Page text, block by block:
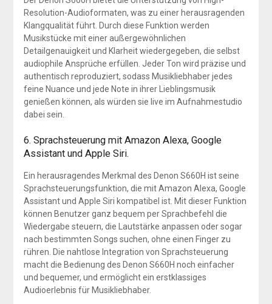
Resolution-Audioformaten, was zu einer herausragenden
Klangqualität führt. Durch diese Funktion werden
Musikstücke mit einer außergewöhnlichen
Detailgenauigkeit und Klarheit wiedergegeben, die selbst
audiophile Ansprüche erfüllen. Jeder Ton wird präzise und
authentisch reproduziert, sodass Musikliebhaber jedes
feine Nuance und jede Note in ihrer Lieblingsmusik
genießen können, als würden sie live im Aufnahmestudio
dabei sein.
6. Sprachsteuerung mit Amazon Alexa, Google
Assistant und Apple Siri.
Ein herausragendes Merkmal des Denon S660H ist seine
Sprachsteuerungsfunktion, die mit Amazon Alexa, Google
Assistant und Apple Siri kompatibel ist. Mit dieser Funktion
können Benutzer ganz bequem per Sprachbefehl die
Wiedergabe steuern, die Lautstärke anpassen oder sogar
nach bestimmten Songs suchen, ohne einen Finger zu
rühren. Die nahtlose Integration von Sprachsteuerung
macht die Bedienung des Denon S660H noch einfacher
und bequemer, und ermöglicht ein erstklassiges
Audioerlebnis für Musikliebhaber.